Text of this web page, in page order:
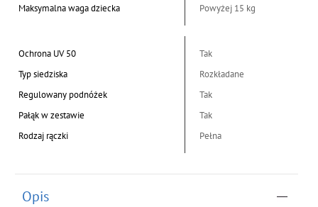
Maksymalna waga dziecka
Powyżej 15 kg
Ochrona UV 50
Tak
Typ siedziska
Rozkładane
Regulowany podnóżek
Tak
Pałąk w zestawie
Tak
Rodzaj rączki
Pełna
Opis